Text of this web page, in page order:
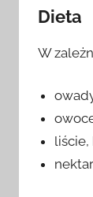
Dieta
W
liście,